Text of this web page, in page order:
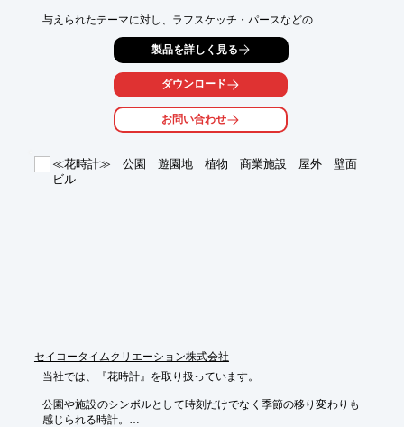
与えられたテーマに対し、ラフスケッチ・パースなどの
デザインをおこし図面を書いて打ち合わせていきます。
屋外で培われた30年以上の経験と、扱い慣れた多種多様な素材と
地域との適合性からデザイン、制作します。
■屋外施設全般・公園施設等のデザイン設計・施工・販売
■東屋・パーゴラ・ベンチ・休憩施設・SIGNデザイン・炊事施設
■各種造形物(オブジェ・モニュメント等)企画・設計・製造
■レリーフ制作・擬木製品・擬石製品・ＦＲＰ製品の制作・修繕
製品を詳しく見る
ダウンロード
お問い合わせ
≪花時計≫ 公園 遊園地 植物 商業施設 屋外 壁面
ビル
セイコータイムクリエーション株式会社
当社では、『花時計』を取り扱っています。
公園や施設のシンボルとして時刻だけでなく季節の移り変わりも
感じられる時計。